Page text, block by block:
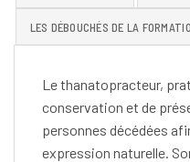
LES DÉBOUCHÉS DE LA
Le thanatopracteur,
conservation et de
personnes décédées
expression naturelle.